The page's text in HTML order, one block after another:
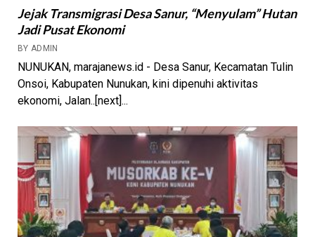
Jejak Transmigrasi Desa Sanur, “Menyulam” Hutan
Jadi Pusat Ekonomi
BY ADMIN
NUNUKAN, marajanews.id - Desa Sanur, Kecamatan Tulin
Onsoi, Kabupaten Nunukan, kini dipenuhi aktivitas
ekonomi, Jalan..[next]...